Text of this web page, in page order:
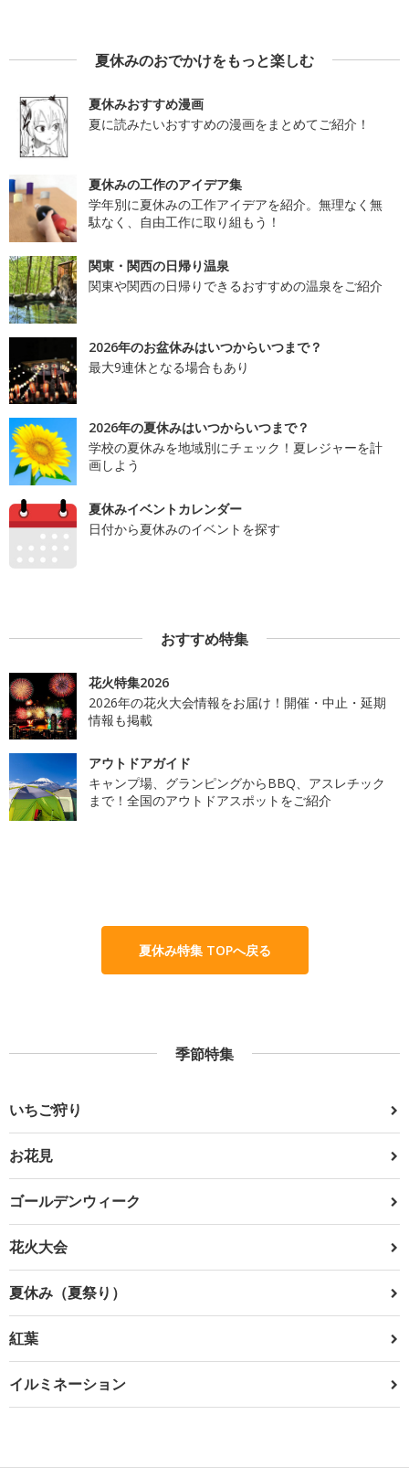
夏休みのおでかけをもっと楽しむ
夏休みおすすめ漫画
夏に読みたいおすすめの漫画をまとめてご紹介！
夏休みの工作のアイデア集
学年別に夏休みの工作アイデアを紹介。無理なく無
駄なく、自由工作に取り組もう！
関東・関西の日帰り温泉
関東や関西の日帰りできるおすすめの温泉をご紹介
2026年のお盆休みはいつからいつまで？
最大9連休となる場合もあり
2026年の夏休みはいつからいつまで？
学校の夏休みを地域別にチェック！夏レジャーを計
画しよう
夏休みイベントカレンダー
日付から夏休みのイベントを探す
おすすめ特集
花火特集2026
2026年の花火大会情報をお届け！開催・中止・延期
情報も掲載
アウトドアガイド
キャンプ場、グランピングからBBQ、アスレチック
まで！全国のアウトドアスポットをご紹介
夏休み特集 TOPへ戻る
季節特集
いちご狩り
お花見
ゴールデンウィーク
花火大会
夏休み（夏祭り）
紅葉
イルミネーション